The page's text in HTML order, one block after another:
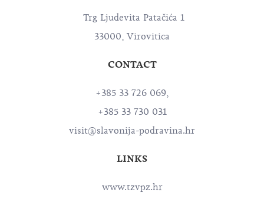
Trg Ljudevita Patačića 1
33000, Virovitica
CONTACT
+385 33 726 069,
+385 33 730 031
visit@slavonija-podravina.hr
LINKS
www.tzvpz.hr